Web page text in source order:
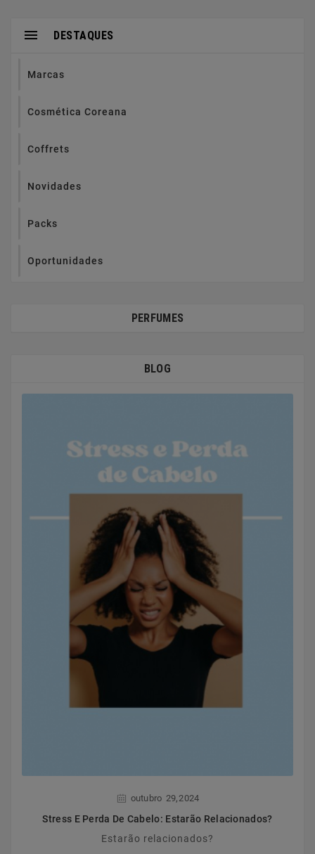
DESTAQUES

Marcas
Cosmética Coreana
Coffrets
Novidades
Packs
Oportunidades
PERFUMES
BLOG
outubro 29, 2024
Stress E Perda De Cabelo: Estarão Relacionados?
Estarão relacionados?